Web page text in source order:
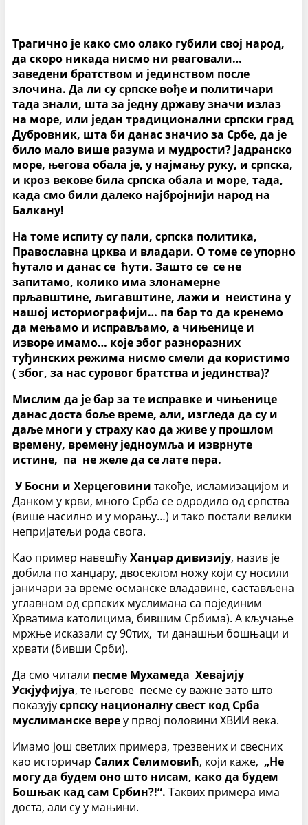
Трагично је како смо олако губили свој народ,
да скоро никада нисмо ни реаговали…
заведени братством и јединством после
злочина. Да ли су српске вође и политичари
тада знали, шта за једну државу значи излаз
на море, или један традиционални српски град
Дубровник, шта би данас значио за Србе, да је
било мало више разума и мудрости? Јадранско
море, његова обала је, у најмању руку, и српска,
и кроз векове била српска обала и море, тада,
када смо били далеко најбројнији народ на
Балкану!
На томе испиту су пали, српска политика,
Православна црква и владари. О томе се упорно
ћутало и данас се ћути. Зашто се се не
запитамо, колико има злонамерне
прљавштине, љигавштине, лажи и неистина у
нашој историографији… па бар то да кренемо
да мењамо и исправљамо, а чињенице и
изворе имамо… које због разноразних
туђинских режима нисмо смели да користимо
( због, за нас суровог братства и јединства)?
Мислим да је бар за те исправке и чињенице
данас доста боље време, али, изгледа да су и
даље многи у страху као да живе у прошлом
времену, времену једноумља и изврнуте
истине, па не желе да се лате пера.
У Босни и Херцеговини такође, исламизацијом и
Данком у крви, много Срба се одродило од српства
(више насилно и у морању…) и тако постали велики
непријатељи рода свога.
Као пример навешћуХанџар дивизију, назив је
добила по ханџару, двосеклом ножу који су носили
јаничари за време османске владавине, састављена
углавном од српских муслимана са појединим
Хрватима католицима, бившим Србима). А кључање
мржње исказали су 90тих, ти данашњи бошњаци и
хрвати (бивши Срби).
Да смо читали песме Мухамеда Хевајију
Ускјуфијуа, те његове песме су важне зато што
показујусрпску националну свест код Срба
муслиманске вереу првој половини XВИИ века.
Имамо још светлих примера, трезвених и свесних
као историчар Салих Селимовић, који каже, „Не
могу да будем оно што нисам, како да будем
Бошњак кад сам Србин?!“. Таквих примера има
доста, али су у мањини.